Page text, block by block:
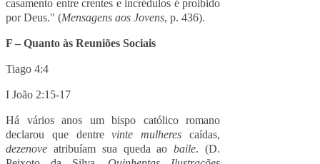
casamento entre crentes e incrédulos é proibido
por Deus." (Mensagens aos Jovens, p. 436).
F – Quanto às Reuniões Sociais
Tiago 4:4
I João 2:15-17
Há vários anos um bispo católico romano
declarou que dentrevinte mulheres caídas,
dezenove atribuíam sua queda aobaile. (D.